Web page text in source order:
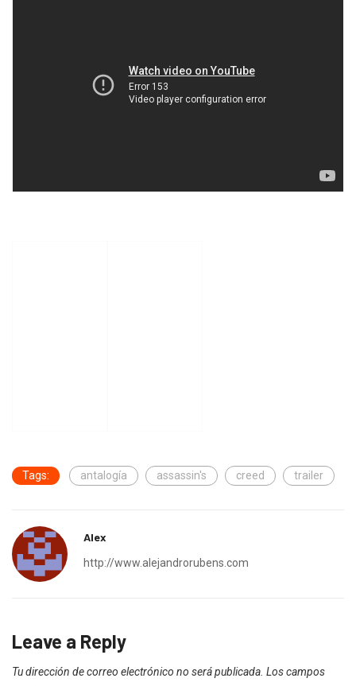
Tags: antalogía assassin's creed trailer
Alex
http://www.alejandrorubens.com
Leave a Reply
Tu dirección de correo electrónico no será publicada. Los campos